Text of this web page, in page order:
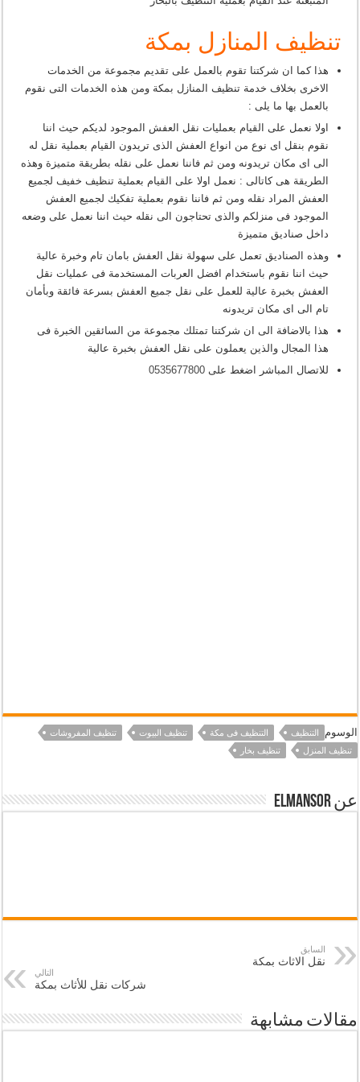
تنظيف المنازل بمكة
هذا كما ان شركتنا تقوم بالعمل على تقديم مجموعة من الخدمات
الاخرى بخلاف خدمة تنظيف المنازل بمكة ومن هذه الخدمات التى نقوم
بالعمل بها ما يلى :
اولا نعمل على القيام بعمليات نقل العفش الموجود لديكم حيث اننا
نقوم بنقل اى نوع من انواع العفش الذى تريدون القيام بعملية نقل له
الى اى مكان تريدونه ومن ثم فاننا نعمل على نقله بطريقة متميزة وهذه
الطريقة هى كاتالى : نعمل اولا على القيام بعملية تنظيف خفيف لجميع
العفش المراد نقله ومن ثم فاننا نقوم بعملية تفكيك لجميع العفش
الموجود فى منزلكم والذى تحتاجون الى نقله حيث اننا نعمل على وضعه
داخل صناديق متميزة
وهذه الصناديق تعمل على سهولة نقل العفش بامان تام وخبرة عالية
حيث اننا نقوم باستخدام افضل العربات المستخدمة فى عمليات نقل
العفش بخبرة عالية للعمل على نقل جميع العفش بسرعة فائقة وبأمان
تام الى اى مكان تريدونه
هذا بالاضافة الى ان شركتنا تمتلك مجموعة من السائقين الخبرة فى
هذا المجال والذين يعملون على نقل العفش بخبرة عالية
للاتصال المباشر اضغط على0535677800
الوسوم التنظيف التنظيف فى مكة تنظيف البيوت
تنظيف المفروشات
تنظيف المنزل
تنظيف بخار
عن elmansor
السابق
نقل الاثاث بمكة
التالي
شركات نقل للأثاث بمكة
مقالات مشابهة